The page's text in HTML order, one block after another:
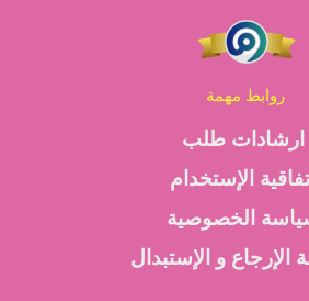
روابط مهمة
ارشادات طلب
الإستخدام
الخصوصية
الإرجاع و الإستبدال